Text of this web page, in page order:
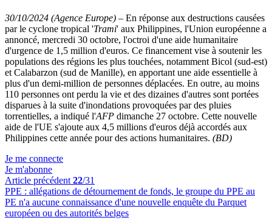
30/10/2024 (Agence Europe) – En réponse aux destructions causées
par le cyclone tropical 'Trami' aux Philippines, l'Union européenne a
annoncé, mercredi 30 octobre, l'octroi d'une aide humanitaire
d'urgence de 1,5 million d'euros. Ce financement vise à soutenir les
populations des régions les plus touchées, notamment Bicol (sud-est)
et Calabarzon (sud de Manille), en apportant une aide essentielle à
plus d'un demi-million de personnes déplacées. En outre, au moins
110 personnes ont perdu la vie et des dizaines d'autres sont portées
disparues à la suite d'inondations provoquées par des pluies
torrentielles, a indiqué l'AFP dimanche 27 octobre. Cette nouvelle
aide de l'UE s'ajoute aux 4,5 millions d'euros déjà accordés aux
Philippines cette année pour des actions humanitaires. (BD)
Je me connecte
Je m'abonne
Article précédent 22/31
PPE : allégations de détournement de fonds, le groupe du PPE au
PE n'a aucune connaissance d'une nouvelle enquête du Parquet
européen ou des autorités belges